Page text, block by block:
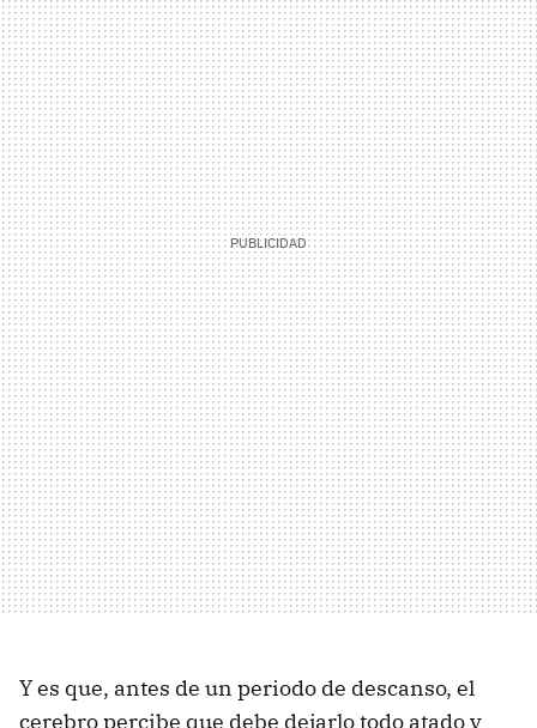
Y es que, antes de un periodo de descanso, el
cerebro percibe que debe dejarlo todo atado y